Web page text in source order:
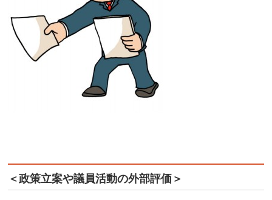
＜政策立案や議員活動の外部評価＞